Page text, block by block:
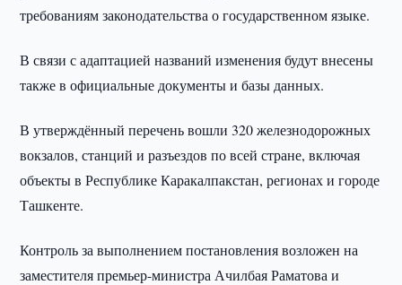
требованиям законодательства о государственном языке.
В связи с адаптацией названий изменения будут внесены
также в официальные документы и базы данных.
В утверждённый перечень вошли 320 железнодорожных
вокзалов, станций и разъездов по всей стране, включая
объекты в Республике Каракалпакстан, регионах и городе
Ташкенте.
Контроль за выполнением постановления возложен на
заместителя премьер-министра Ачилбая Раматова и